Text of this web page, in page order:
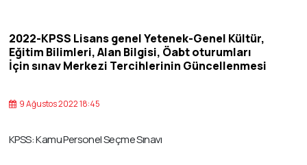
2022-KPSS Lisans genel Yetenek-Genel Kültür,
Eğitim Bilimleri, Alan Bilgisi, Öabt oturumları
İçin sınav Merkezi Tercihlerinin Güncellenmesi
9 Ağustos 2022 18:45
KPSS: Kamu Personel Seçme Sınavı